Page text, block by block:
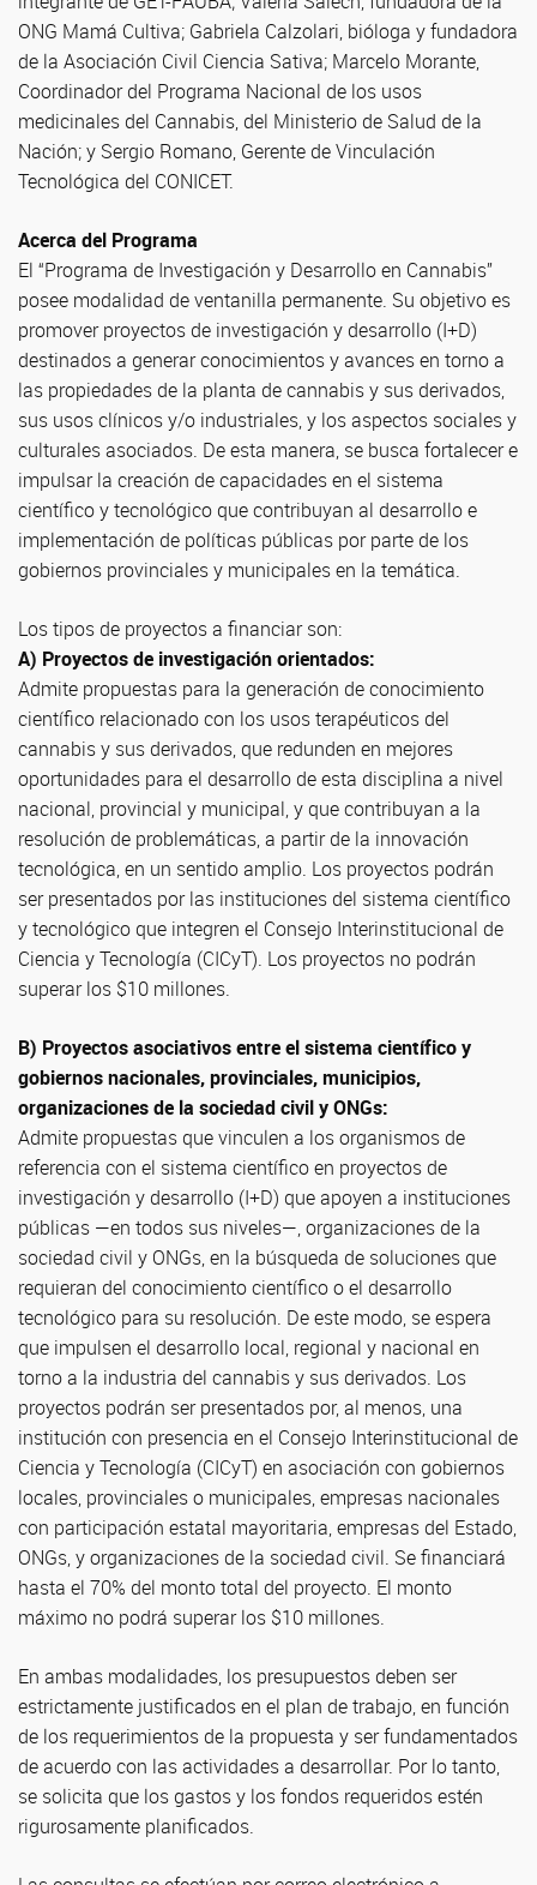
ONG Mamá Cultiva; Gabriela Calzolari, bióloga y fundadora
de la Asociación Civil Ciencia Sativa; Marcelo Morante,
Coordinador del Programa Nacional de los usos
medicinales del Cannabis, del Ministerio de Salud de la
Nación; y Sergio Romano, Gerente de Vinculación
Tecnológica del CONICET.
Acerca del Programa
El “Programa de Investigación y Desarrollo en Cannabis”
posee modalidad de ventanilla permanente. Su objetivo es
promover proyectos de investigación y desarrollo (I+D)
destinados a generar conocimientos y avances en torno a
las propiedades de la planta de cannabis y sus derivados,
sus usos clínicos y/o industriales, y los aspectos sociales y
culturales asociados. De esta manera, se busca fortalecer e
impulsar la creación de capacidades en el sistema
científico y tecnológico que contribuyan al desarrollo e
implementación de políticas públicas por parte de los
gobiernos provinciales y municipales en la temática.
Los tipos de proyectos a financiar son:
A) Proyectos de investigación orientados:
Admite propuestas para la generación de conocimiento
científico relacionado con los usos terapéuticos del
cannabis y sus derivados, que redunden en mejores
oportunidades para el desarrollo de esta disciplina a nivel
nacional, provincial y municipal, y que contribuyan a la
resolución de problemáticas, a partir de la innovación
tecnológica, en un sentido amplio. Los proyectos podrán
ser presentados por las instituciones del sistema científico
y tecnológico que integren el Consejo Interinstitucional de
Ciencia y Tecnología (CICyT). Los proyectos no podrán
superar los $10 millones.
B) Proyectos asociativos entre el sistema científico y
gobiernos nacionales, provinciales, municipios,
organizaciones de la sociedad civil y ONGs:
Admite propuestas que vinculen a los organismos de
referencia con el sistema científico en proyectos de
investigación y desarrollo (I+D) que apoyen a instituciones
públicas —en todos sus niveles—, organizaciones de la
sociedad civil y ONGs, en la búsqueda de soluciones que
requieran del conocimiento científico o el desarrollo
tecnológico para su resolución. De este modo, se espera
que impulsen el desarrollo local, regional y nacional en
torno a la industria del cannabis y sus derivados. Los
proyectos podrán ser presentados por, al menos, una
institución con presencia en el Consejo Interinstitucional de
Ciencia y Tecnología (CICyT) en asociación con gobiernos
locales, provinciales o municipales, empresas nacionales
con participación estatal mayoritaria, empresas del Estado,
ONGs, y organizaciones de la sociedad civil. Se financiará
hasta el 70% del monto total del proyecto. El monto
máximo no podrá superar los $10 millones.
En ambas modalidades, los presupuestos deben ser
estrictamente justificados en el plan de trabajo, en función
de los requerimientos de la propuesta y ser fundamentados
de acuerdo con las actividades a desarrollar. Por lo tanto,
se solicita que los gastos y los fondos requeridos estén
rigurosamente planificados.